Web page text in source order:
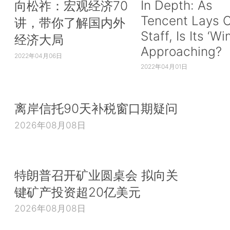
向松祚：宏观经济70
讲，带你了解国内外
经济大局
2022年04月06日
In Depth: As
Tencent Lays
Staff, Is Its
Approaching?
2022年04月01日
离岸信托90天补税窗口期疑问
2026年08月08日
特朗普召开矿业圆桌会 拟向关
键矿产投资超20亿美元
2026年08月08日